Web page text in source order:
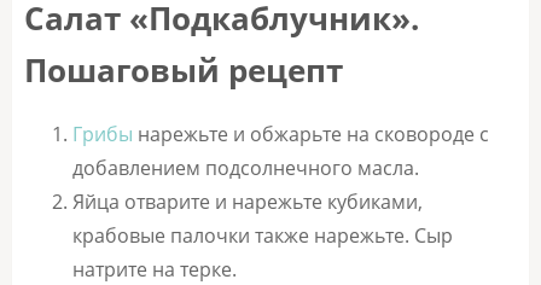
Салат «Подкаблучник».
Пошаговый рецепт
Грибы нарежьте и обжарьте на сковороде с
добавлением подсолнечного масла.
Яйца отварите и нарежьте кубиками,
крабовые палочки также нарежьте. Сыр
натрите на терке.